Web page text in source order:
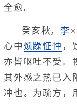
全愈。
癸亥秋，李
心中 烦躁怔忡 ，
亦皆呕吐不受。
其外感之热已入
冲也。为疏方，